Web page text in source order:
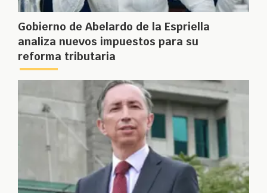
Gobierno de Abelardo de la Espriella
analiza nuevos impuestos para su
reforma tributaria